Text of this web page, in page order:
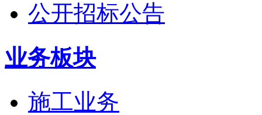
公开招标公告
业务板块
施工业务